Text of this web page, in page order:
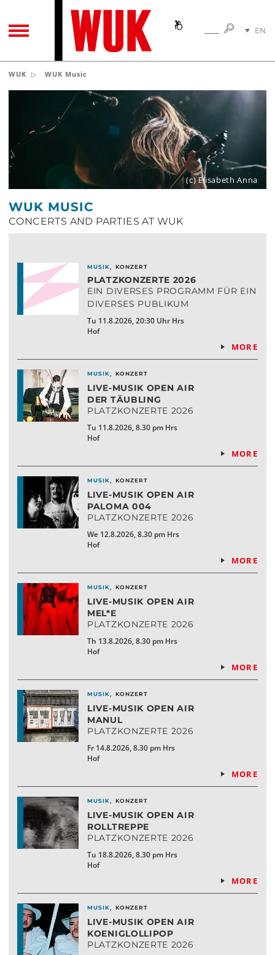
TOGGLE NAVIGATIONSEARCH
EN
WUK WUK Music
(c) Elisabeth Anna
WUK MUSIC
CONCERTS AND PARTIES AT WUK
MUSIK, KONZERT
PLATZKONZERTE 2026
EIN DIVERSES PROGRAMM FÜR EIN
DIVERSES PUBLIKUM
Tu 11.8.2026, 20:30 Uhr Hrs
Hof
MORE
MUSIK, KONZERT
LIVE-MUSIK OPEN AIR
DER TÄUBLING
PLATZKONZERTE 2026
Tu 11.8.2026, 8.30 pm Hrs
Hof
MORE
MUSIK, KONZERT
LIVE-MUSIK OPEN AIR
PALOMA 004
PLATZKONZERTE 2026
We 12.8.2026, 8.30 pm Hrs
Hof
MORE
MUSIK, KONZERT
LIVE-MUSIK OPEN AIR
MEL*E
PLATZKONZERTE 2026
Th 13.8.2026, 8.30 pm Hrs
Hof
MORE
MUSIK, KONZERT
LIVE-MUSIK OPEN AIR
MANUL
PLATZKONZERTE 2026
Fr 14.8.2026, 8.30 pm Hrs
Hof
MORE
MUSIK, KONZERT
LIVE-MUSIK OPEN AIR
ROLLTREPPE
PLATZKONZERTE 2026
Tu 18.8.2026, 8.30 pm Hrs
Hof
MORE
MUSIK, KONZERT
LIVE-MUSIK OPEN AIR
KOENIGLOLLIPOP
PLATZKONZERTE 2026